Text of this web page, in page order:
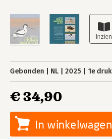
Gebonden NL 2025 1e druk
€ 34,90
In winkelwagen